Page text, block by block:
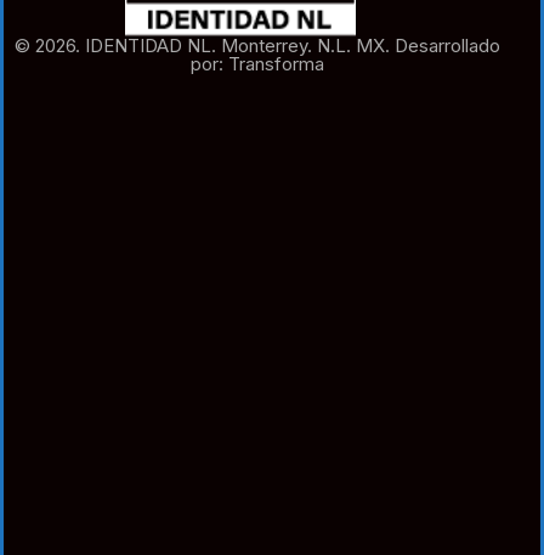
© 2026. IDENTIDAD NL. Monterrey. N.L. MX. Desarrollado
por: Transforma